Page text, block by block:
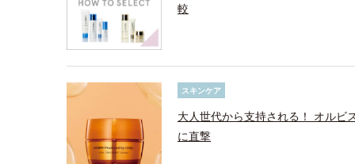
較
スキンケア
大人世代から支持される！ オルビ
に直撃